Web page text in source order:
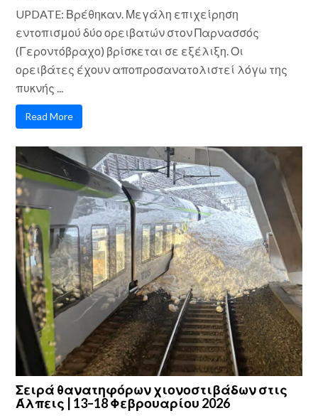
UPDATE: Βρέθηκαν. Μεγάλη επιχείρηση
εντοπισμού δύο ορειβατών στον Παρνασσός
(Γεροντόβραχο) βρίσκεται σε εξέλιξη. Οι
ορειβάτες έχουν αποπροσανατολιστεί λόγω της
πυκνής ...
Read More
Σειρά θανατηφόρων χιονοστιβάδων στις
Άλπεις | 13–18 Φεβρουαρίου 2026